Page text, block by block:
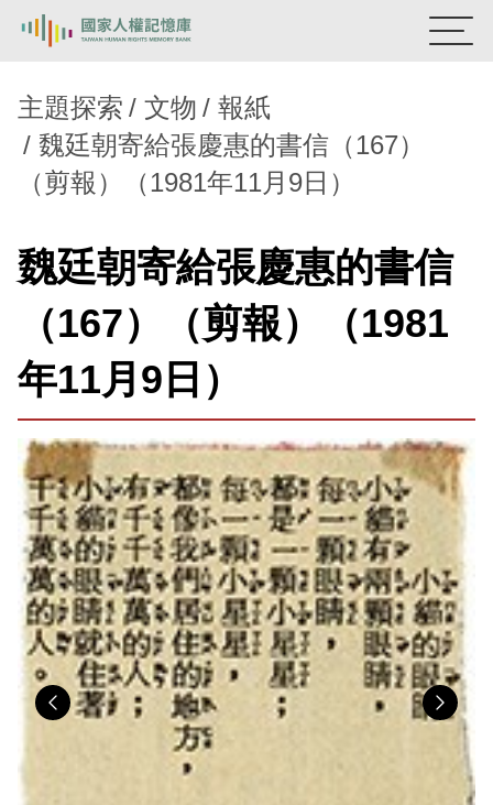
熱門關鍵字：陳孟和 李舜治 鹿窟事件
安康接待室
新生訓導處
蛋殼畫 送物單
背景知識
關於我們
意見信箱
主題探索 文物
報紙
魏廷朝寄給張慶惠的書信（167）
（剪報）（1981年11月9日）
魏廷朝寄給張慶惠的書信
（167）（剪報）（1981
年11月9日）
Previous